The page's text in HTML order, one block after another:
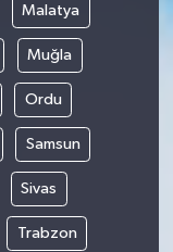
Malatya
Muğla
Ordu
Samsun
Sivas
Trabzon